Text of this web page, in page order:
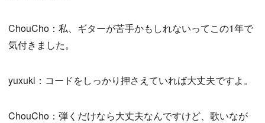
ChouCho：私、ギターが苦手かもしれないってこの1年で
気付きました。
yuxuki：コードをしっかり押さえていれば大丈夫ですよ。
ChouCho：弾くだけなら大丈夫なんですけど、歌いなが